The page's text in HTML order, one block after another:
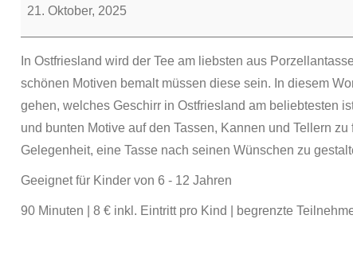
21. Oktober, 2025
In Ostfriesland wird der Tee am liebsten aus
schönen Motiven bemalt müssen diese sein. In diesem
gehen, welches Geschirr in Ostfriesland am beliebtesten
und bunten Motive auf den Tassen, Kannen und Tellern
Gelegenheit, eine Tasse nach seinen Wünschen zu
Geeignet für Kinder von 6 - 12 Jahren
90 Minuten | 8 € inkl. Eintritt pro Kind | begrenzte